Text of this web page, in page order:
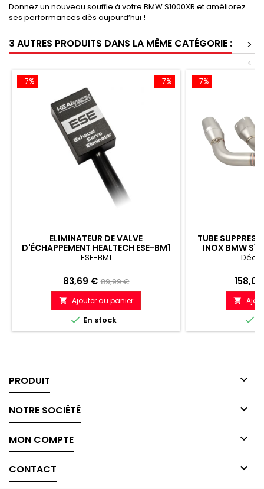
Donnez un nouveau souffle à votre BMW S1000XR et améliorez
ses performances dès aujourd’hui !
3 AUTRES PRODUITS DANS LA MÊME CATÉGORIE :
>
<
-7%
-7%
ELIMINATEUR DE VALVE
D'ÉCHAPPEMENT HEALTECH ESE-BM1
ESE-BM1
Prix
83,69 € Prix
de
référence
89,99 €
 Ajouter au panier
 En stock
-7%
TUBE
INOX BMW
Prix


PRODUIT 
NOTRE SOCIÉTÉ 
MON COMPTE 
CONTACT 